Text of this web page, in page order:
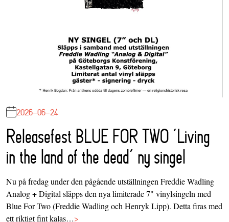
2026-06-24
Releasefest BLUE FOR TWO ‘Living
in the land of the dead’ ny singel
Nu på fredag under den pågående utställningen Freddie Wadling
Analog + Digital släpps den nya limiterade 7" vinylsingeln med
Blue For Two (Freddie Wadling och Henryk Lipp). Detta firas med
ett riktigt fint kalas…>